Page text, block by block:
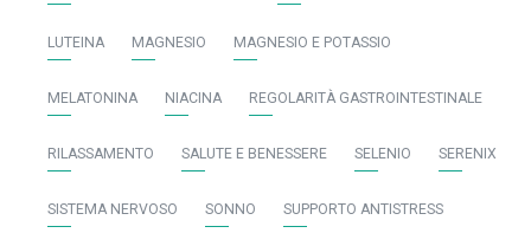
LUTEINA MAGNESIO MAGNESIO E POTASSIO
MELATONINA NIACINA REGOLARITÀ GASTROINTESTINALE
RILASSAMENTO SALUTE E BENESSERE SELENIO SERENIX
SISTEMA NERVOSO SONNO SUPPORTO ANTISTRESS